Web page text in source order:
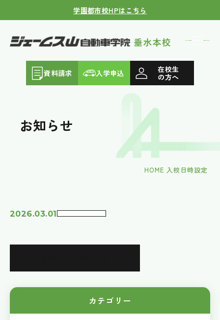
学園都市校HPはこちら
資料請求 入学申込
在校生
の方へ
お知らせ
HOME 入校日時設定
2026.03.01
カテゴリー